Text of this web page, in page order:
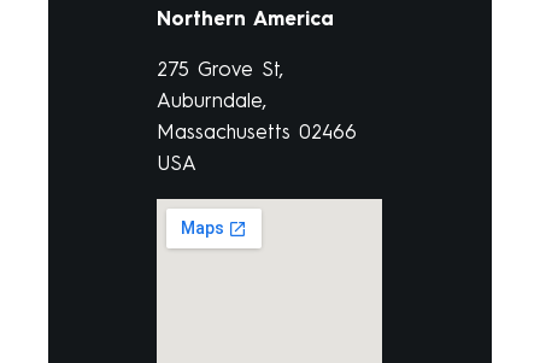
Northern America
275 Grove St,
Auburndale,
Massachusetts 02466
USA